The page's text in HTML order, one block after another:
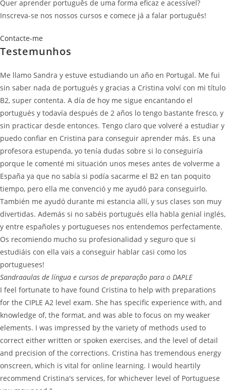
Quer aprender português de uma forma eficaz e acessível?
Inscreva-se nos nossos cursos e comece já a falar português!
Contacte-me
Testemunhos
Me llamo Sandra y estuve estudiando un año en Portugal. Me fui
sin saber nada de portugués y gracias a Cristina volví con mi título
B2, super contenta. A día de hoy me sigue encantando el
portugués y todavía después de 2 años lo tengo bastante fresco, y
sin practicar desde entonces. Tengo claro que volveré a estudiar y
puedo confiar en Cristina para conseguir aprender más. Es una
profesora estupenda, yo tenía dudas sobre si lo conseguiría
porque le comenté mi situación unos meses antes de volverme a
España ya que no sabía si podía sacarme el B2 en tan poquito
tiempo, pero ella me convenció y me ayudó para conseguirlo.
También me ayudó durante mi estancia allí, y sus clases son muy
divertidas. Además si no sabéis portugués ella habla genial inglés,
y entre españoles y portugueses nos entendemos perfectamente.
Os recomiendo mucho su profesionalidad y seguro que si
estudiáis con ella vais a conseguir hablar casi como los
portugueses!
Sandraaulas de língua e cursos de preparação para o DAPLE
I feel fortunate to have found Cristina to help with preparations
for the CIPLE A2 level exam. She has specific experience with, and
knowledge of, the format, and was able to focus on my weaker
elements. I was impressed by the variety of methods used to
correct either written or spoken exercises, and the level of detail
and precision of the corrections. Cristina has tremendous energy
onscreen, which is vital for online learning. I would heartily
recommend Cristina's services, for whichever level of Portuguese